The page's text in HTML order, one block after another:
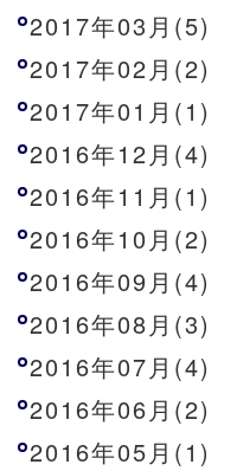
2017年03月(5)
2017年02月(2)
2017年01月(1)
2016年12月(4)
2016年11月(1)
2016年10月(2)
2016年09月(4)
2016年08月(3)
2016年07月(4)
2016年06月(2)
2016年05月(1)